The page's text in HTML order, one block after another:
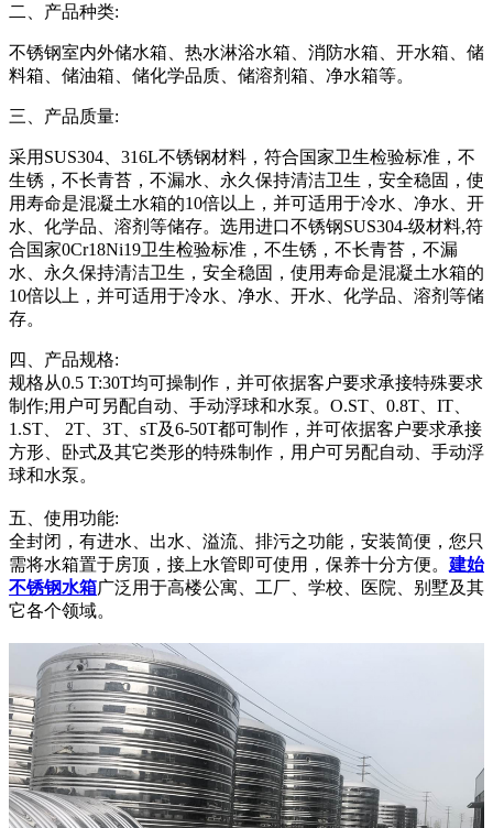
二、产品种类:
不锈钢室内外储水箱、热水淋浴水箱、消防水箱、开水箱、储
料箱、储油箱、储化学品质、储溶剂箱、净水箱等。
三、产品质量:
采用SUS304、316L不锈钢材料，符合国家卫生检验标准，不
生锈，不长青苔，不漏水、永久保持清洁卫生，安全稳固，使
用寿命是混凝土水箱的10倍以上，并可适用于冷水、净水、开
水、化学品、溶剂等储存。选用进口不锈钢SUS304-级材料,符
合国家0Cr18Ni19卫生检验标准，不生锈，不长青苔，不漏
水、永久保持清洁卫生，安全稳固，使用寿命是混凝土水箱的
10倍以上，并可适用于冷水、净水、开水、化学品、溶剂等储
存。
四、产品规格:
规格从0.5 T:30T均可操制作，并可依据客户要求承接特殊要求
制作;用户可另配自动、手动浮球和水泵。O.ST、0.8T、IT、
1.ST、 2T、3T、sT及6-50T都可制作，并可依据客户要求承接
方形、卧式及其它类形的特殊制作，用户可另配自动、手动浮
球和水泵。
五、使用功能:
全封闭，有进水、出水、溢流、排污之功能，安装简便，您只
需将水箱置于房顶，接上水管即可使用，保养十分方便。 建始
不锈钢水箱广泛用于高楼公寓、工厂、学校、医院、别墅及其
它各个领域。